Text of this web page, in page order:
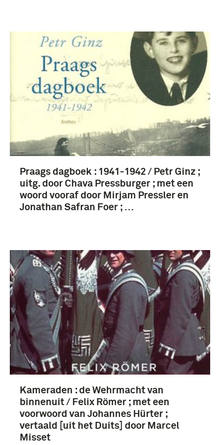
Praags dagboek : 1941-1942 / Petr Ginz ;
uitg. door Chava Pressburger ; met een
woord vooraf door Mirjam Pressler en
Jonathan Safran Foer ; …
Kameraden : de Wehrmacht van
binnenuit / Felix Römer ; met een
voorwoord van Johannes Hürter ;
vertaald [uit het Duits] door Marcel
Misset